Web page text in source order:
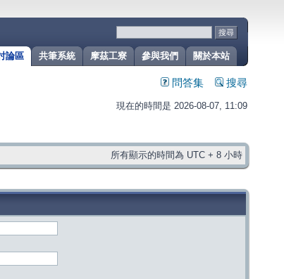
關於本站
參與我們
摩茲工寮
共筆系統
論區
問答集 搜尋
現在的時間是 2026-08-07, 11:09
所有顯示的時間為 UTC + 8 小時